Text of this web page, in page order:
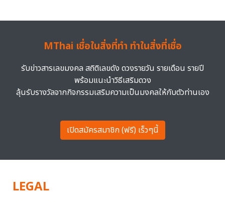
MThai เชื่อในสิ่งที่ทำ ทำในสิ่งที่เชื่อ
รับข่าวสารเลขมงคล สถิติเลขดัง ดวงรายวัน รายเดือน รายปี
พร้อมแนะนำวิธีเสริมดวง
ลุ้นรับรางวัลจากกิจกรรมเสริมความเป็นมงคลให้กับตัวท่านเอง
เปิดสมัครสมาชิก (ฟรี) เร็วๆนี้
LEGAL